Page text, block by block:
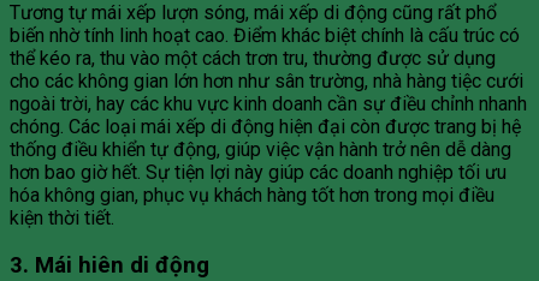
Tương tự mái xếp lượn sóng, mái xếp di động cũng rất phổ
biến nhờ tính linh hoạt cao. Điểm khác biệt chính là cấu trúc có
thể kéo ra, thu vào một cách trơn tru, thường được sử dụng
cho các không gian lớn hơn như sân trường, nhà hàng tiệc cưới
ngoài trời, hay các khu vực kinh doanh cần sự điều chỉnh nhanh
chóng. Các loại mái xếp di động hiện đại còn được trang bị hệ
thống điều khiển tự động, giúp việc vận hành trở nên dễ dàng
hơn bao giờ hết. Sự tiện lợi này giúp các doanh nghiệp tối ưu
hóa không gian, phục vụ khách hàng tốt hơn trong mọi điều
kiện thời tiết.
3. Mái hiên di động